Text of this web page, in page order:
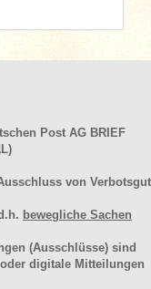
Post AG BRIEF
von Verbotsgut
bewegliche Sachen
(Ausschlüsse) sind
digitale Mitteilungen